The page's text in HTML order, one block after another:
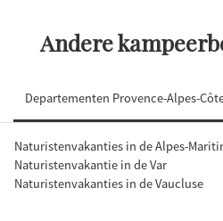
Andere
Departementen Provence-Alpes-
Naturistenvakanties in de Alpes-
Naturistenvakantie in de Var
Naturistenvakanties in de Vaucluse